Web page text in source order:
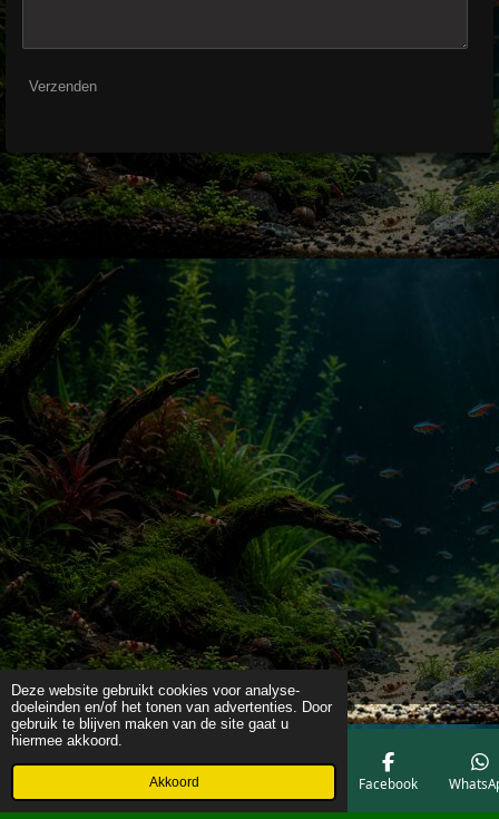
Deze website gebruikt cookies voor analyse-
doeleinden en/of het tonen van advertenties. Door
gebruik te blijven maken van de site gaat u
hiermee akkoord.
Akkoord
Verzenden
Telefoonnummer Facebook